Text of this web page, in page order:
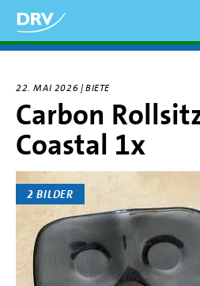
zum
Inhalt
22. MAI 2026 | BIETE
Carbon
Coastal 1x
2 BILDER